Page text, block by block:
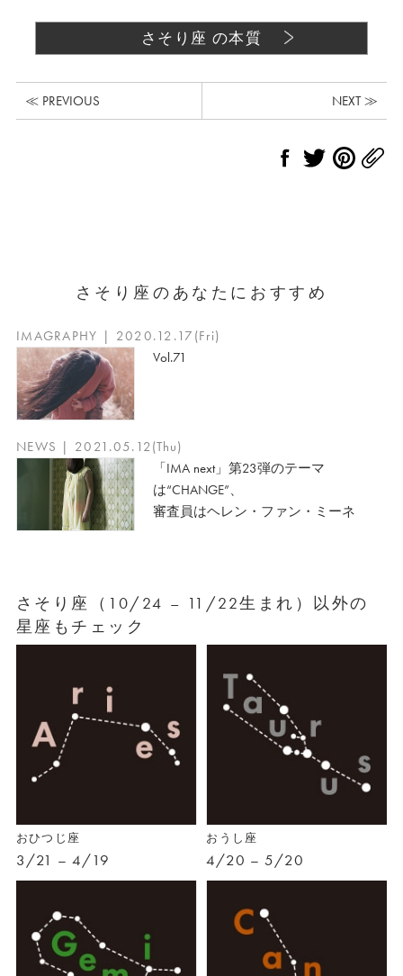
さそり座 の本質
≪ PREVIOUS NEXT ≫
さそり座のあなたにおすすめ
IMAGRAPHY | 2020.12.17(Fri)
Vol.71
NEWS | 2021.05.12(Thu)
「IMA next」第23弾のテーマ
は“CHANGE”、
審査員はヘレン・ファン・ミーネ
さそり座（10/24 – 11/22生まれ）以外の
星座もチェック
おひつじ座
3/21 – 4/19
おうし座
4/20 – 5/20